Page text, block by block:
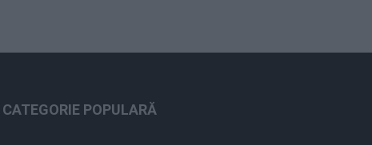
CATEGORIE POPULARĂ